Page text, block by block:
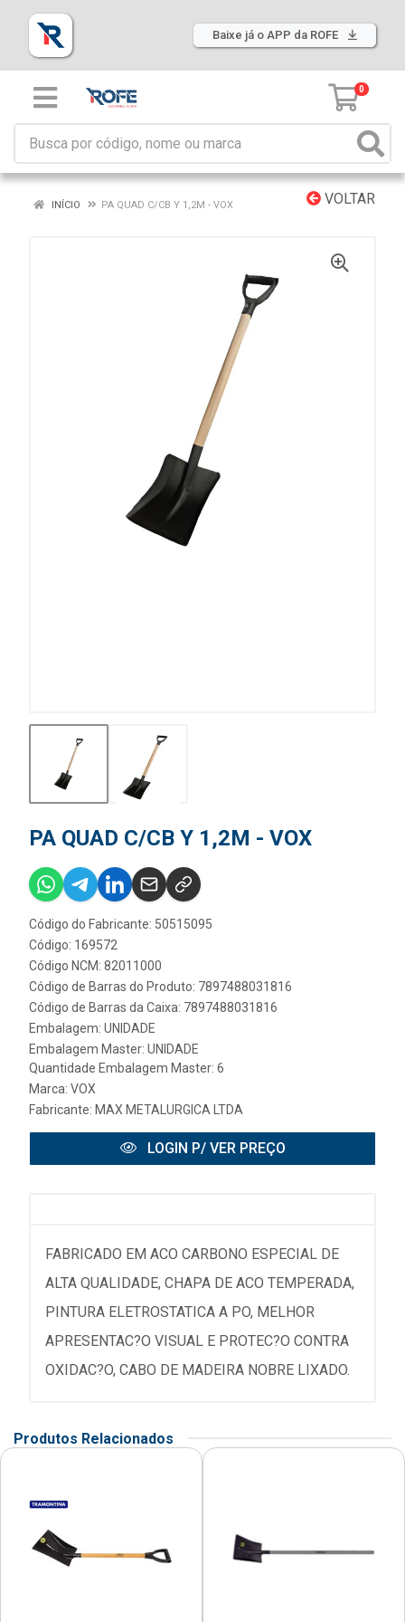
Baixe já o APP da ROFE
0
VOLTAR
INÍCIO PA QUAD C/CB Y 1,2M - VOX
PA QUAD C/CB Y 1,2M - VOX
Código do Fabricante: 50515095
Código: 169572
Código NCM: 82011000
Código de Barras do Produto: 7897488031816
Código de Barras da Caixa: 7897488031816
Embalagem: UNIDADE
Embalagem Master: UNIDADE
Quantidade Embalagem Master: 6
Marca: VOX
Fabricante: MAX METALURGICA LTDA
LOGIN P/ VER PREÇO
FABRICADO EM ACO CARBONO ESPECIAL DE
ALTA QUALIDADE, CHAPA DE ACO TEMPERADA,
PINTURA ELETROSTATICA A PO, MELHOR
APRESENTAC?O VISUAL E PROTEC?O CONTRA
OXIDAC?O, CABO DE MADEIRA NOBRE LIXADO.
Produtos Relacionados